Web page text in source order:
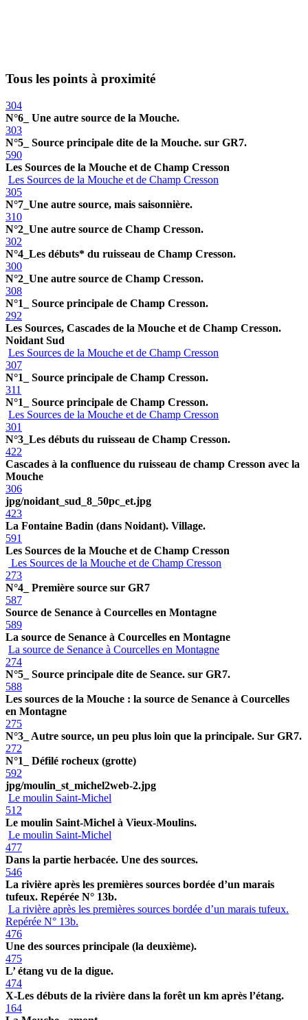
Tous les points à proximité
304
N°6_ Une autre source de la Mouche.
303
N°5_ Source principale dite de la Mouche. sur GR7.
590
Les Sources de la Mouche et de Champ Cresson
Les Sources de la Mouche et de Champ Cresson
305
N°7_Une autre source, mais saisonnière.
310
N°2_Une autre source de Champ Cresson.
302
N°4_Les débuts* du ruisseau de Champ Cresson.
300
N°2_Une autre source de Champ Cresson.
308
N°1_ Source principale de Champ Cresson.
292
Les Sources, Cascades de la Mouche et de Champ Cresson.
Noidant Sud
Les Sources de la Mouche et de Champ Cresson
307
N°1_ Source principale de Champ Cresson.
311
N°1_ Source principale de Champ Cresson.
Les Sources de la Mouche et de Champ Cresson
301
N°3_Les débuts du ruisseau de Champ Cresson.
422
Cascades à la confluence du ruisseau de champ Cresson avec la
Mouche
306
jpg/noidant_sud_8_50pc_et.jpg
423
La Fontaine Badin (dans Noidant). Village.
591
Les Sources de la Mouche et de Champ Cresson
Les Sources de la Mouche et de Champ Cresson
273
N°4_ Première source sur GR7
587
Source de Senance à Courcelles en Montagne
589
La source de Senance à Courcelles en Montagne
La source de Senance à Courcelles en Montagne
274
N°5_ Source principale dite de Seance. sur GR7.
588
Les sources de la Mouche : la source de Senance à Courcelles
en Montagne
275
N°3_ Autre source, un peu plus loin que la principale. Sur GR7.
272
N°1_ Défilé rocheux (grotte)
592
jpg/moulin_st_michel2web-2.jpg
Le moulin Saint-Michel
512
Le moulin Saint-Michel à Vieux-Moulins.
Le moulin Saint-Michel
477
Dans la partie herbacée. Une des sources.
546
La rivière après les premières sources bordée d’un marais
tufeux. Repérée N° 13b.
La rivière après les premières sources bordée d’un marais tufeux.
Repérée N° 13b.
476
Une des sources principale (la deuxième).
475
L’ étang vu de la digue.
474
X-Les débuts de la rivière dans la forêt un km après l’étang.
164